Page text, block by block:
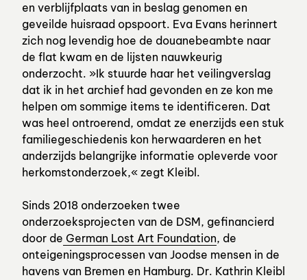
en verblijfplaats van in beslag genomen en
geveilde huisraad opspoort. Eva Evans herinnert
zich nog levendig hoe de douanebeambte naar
de flat kwam en de lijsten nauwkeurig
onderzocht. »Ik stuurde haar het veilingverslag
dat ik in het archief had gevonden en ze kon me
helpen om sommige items te identificeren. Dat
was heel ontroerend, omdat ze enerzijds een stuk
familiegeschiedenis kon herwaarderen en het
anderzijds belangrijke informatie opleverde voor
herkomstonderzoek,« zegt Kleibl.
Sinds 2018 onderzoeken twee
onderzoeksprojecten van de DSM, gefinancierd
door de German Lost Art Foundation, de
onteigeningsprocessen van Joodse mensen in de
havens van Bremen en Hamburg. Dr. Kathrin Kleibl